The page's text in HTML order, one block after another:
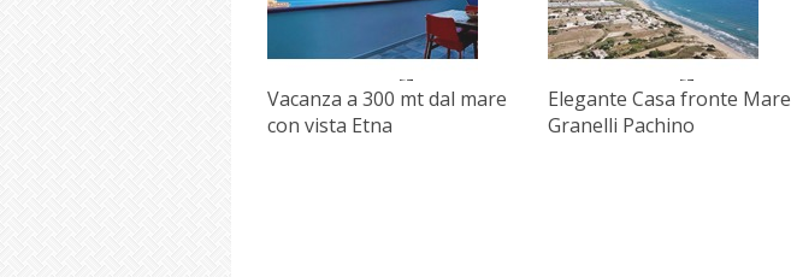
Vacanza a 300 mt dal mare
con vista Etna
Elegante Casa fronte Mare
Granelli Pachino